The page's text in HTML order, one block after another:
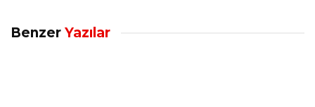
Benzer Yazılar